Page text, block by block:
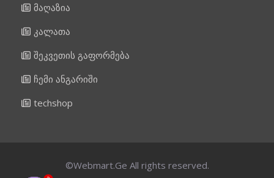
მაღაზია
კალათა
შეკვეთის გაფორმება
ჩემი ანგარიში
techshop
©Webmart.Ge All rights reserved.